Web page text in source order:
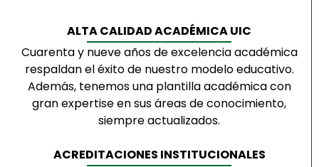
ALTA CALIDAD ACADÉMICA UIC
Cuarenta y nueve años de excelencia académica
respaldan el éxito de nuestro modelo educativo.
Además, tenemos una plantilla académica con
gran expertise en sus áreas de conocimiento,
siempre actualizados.
ACREDITACIONES INSTITUCIONALES